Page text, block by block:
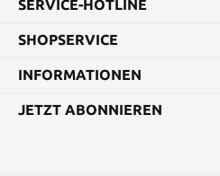
SERVICE-HOTLINE
SHOPSERVICE
INFORMATIONEN
JETZT ABONNIEREN